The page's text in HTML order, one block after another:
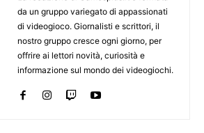
da un gruppo variegato di appassionati
di videogioco. Giornalisti e scrittori, il
nostro gruppo cresce ogni giorno, per
offrire ai lettori novità, curiosità e
informazione sul mondo dei videogiochi.